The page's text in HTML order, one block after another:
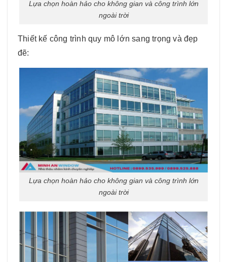
Lựa chọn hoàn hảo cho không gian và công trình lớn
ngoài trời
Thiết kế công trình quy mô lớn sang trọng và đẹp
đẽ:
Lựa chọn hoàn hảo cho không gian và công trình lớn
ngoài trời